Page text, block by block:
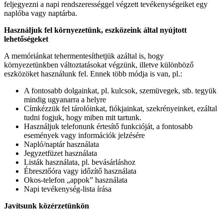
feljegyezni a napi rendszerességgel végzett tevékenységeiket egy
naplóba vagy naptárba.
Használjuk fel környezetünk, eszközeink által nyújtott
lehetőségeket
A memóriánkat tehermentesíthetjük azáltal is, hogy
környezetünkben változtatásokat végzünk, illetve különböző
eszközöket használunk fel. Ennek több módja is van, pl.:
A fontosabb dolgainkat, pl. kulcsok, szemüvegek, stb. tegyük
mindig ugyanarra a helyre
Címkézzük fel tárolóinkat, fiókjainkat, szekrényeinket, ezáltal
tudni fogjuk, hogy miben mit tartunk.
Használjuk telefonunk értesítő funkcióját, a fontosabb
események vagy információk jelzésére
Napló/naptár használata
Jegyzetfüzet használata
Listák használata, pl. bevásárláshoz
Ébresztőóra vagy időzítő használata
Okos-telefon „appok” használata
Napi tevékenység-lista írása
Javítsunk közérzetünkön